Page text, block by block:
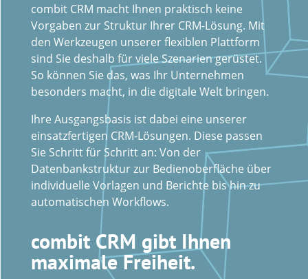
combit CRM macht Ihnen praktisch keine
Vorgaben zur Struktur Ihrer CRM-Lösung. Mit
den Werkzeugen unserer flexiblen Plattform
sind Sie deshalb für viele Szenarien gerüstet.
So können Sie das, was Ihr Unternehmen
besonders macht, in die digitale Welt bringen.
Ihre Ausgangsbasis ist dabei eine unserer
einsatzfertigen CRM-Lösungen. Diese passen
Sie Schritt für Schritt an: Von der
Datenbankstruktur zur Bedienoberfläche über
individuelle Vorlagen und Berichte bis hin zu
automatischen Workflows.
combit CRM gibt Ihnen
maximale Freiheit.